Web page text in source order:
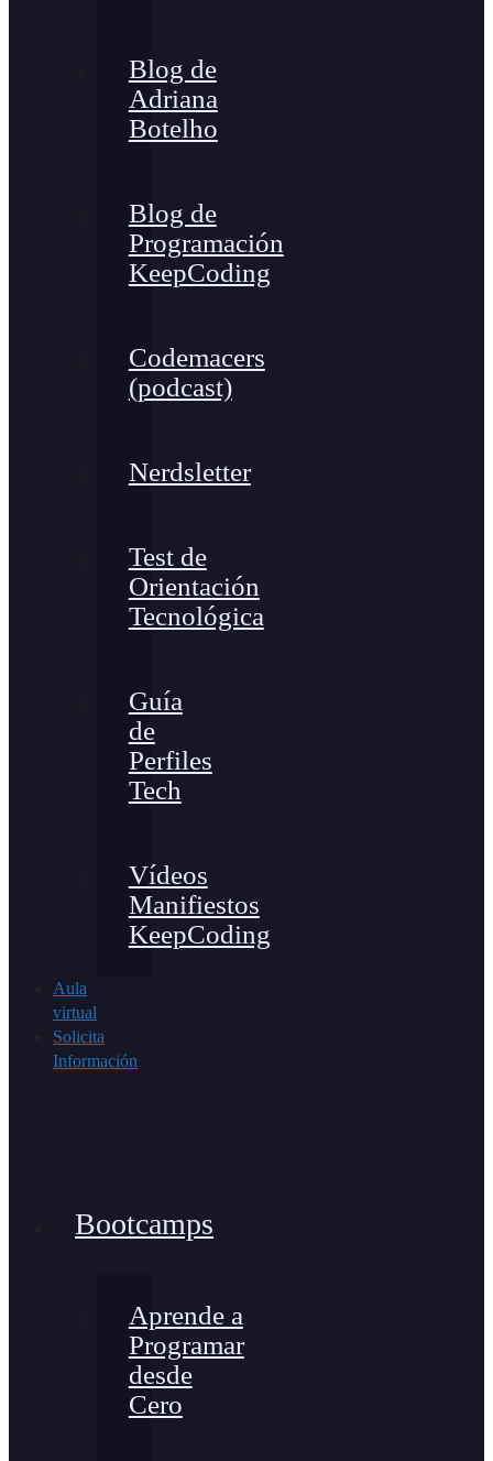
Blog de
Adriana
Botelho
Blog de
Programación
KeepCoding
Codemacers
(podcast)
Nerdsletter
Test de
Orientación
Tecnológica
Guía
de
Perfiles
Tech
Vídeos
Manifiestos
KeepCoding
Aula
virtual
Solicita
Información
Bootcamps
Aprende a
Programar
desde
Cero